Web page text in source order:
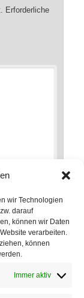
wir Technologien
darauf
können wir Daten
verarbeiten.
können
Immer aktiv
Erforderliche